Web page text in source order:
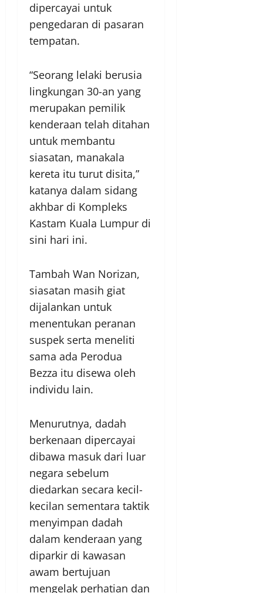
dipercayai untuk
pengedaran di pasaran
tempatan.
“Seorang lelaki berusia
lingkungan 30-an yang
merupakan pemilik
kenderaan telah ditahan
untuk membantu
siasatan, manakala
kereta itu turut disita,”
katanya dalam sidang
akhbar di Kompleks
Kastam Kuala Lumpur di
sini hari ini.
Tambah Wan Norizan,
siasatan masih giat
dijalankan untuk
menentukan peranan
suspek serta meneliti
sama ada Perodua
Bezza itu disewa oleh
individu lain.
Menurutnya, dadah
berkenaan dipercayai
dibawa masuk dari luar
negara sebelum
diedarkan secara kecil-
kecilan sementara taktik
menyimpan dadah
dalam kenderaan yang
diparkir di kawasan
awam bertujuan
mengelak perhatian dan